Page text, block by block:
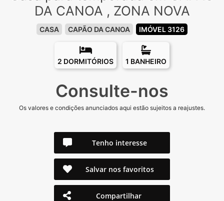
DA CANOA , ZONA NOVA
CASA CAPÃO DA CANOA IMÓVEL 3126
2 DORMITÓRIOS 1 BANHEIRO
Consulte-nos
Os valores e condições anunciados aqui estão sujeitos a reajustes.
Tenho interesse
Salvar nos favoritos
Compartilhar